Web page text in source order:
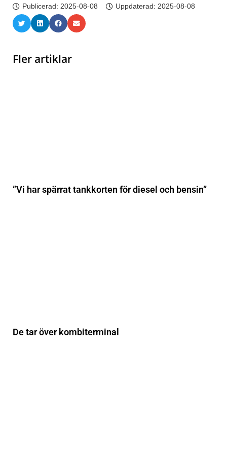
Publicerad: 2025-08-08 Uppdaterad: 2025-08-08
Fler artiklar
”Vi har spärrat tankkorten för diesel och bensin”
De tar över kombiterminal